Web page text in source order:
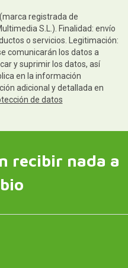
registrada de
S.L.). Finalidad: envío
o servicios. Legitimación:
comunicarán los datos a
y suprimir los datos, así
en la información
adicional y detallada en
de datos
recibir nada a